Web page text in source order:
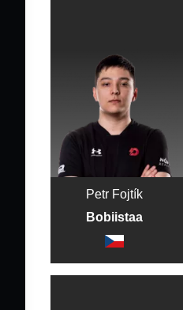
Petr Fojtík
Bobiistaa